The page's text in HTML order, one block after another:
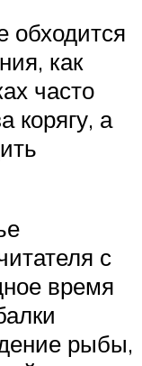
обходится
как
часто
корягу, а
с
время
рыбы,